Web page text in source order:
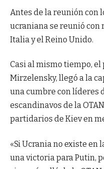
Antes de la reunión con
ucraniana se reunió con
Italia y el Reino Unido.
Casi al mismo tiempo,
Mirzelensky, llegó a la
una cumbre con líderes
escandinavos de la
partidarios de Kiev en
«Si Ucrania no existe en
una victoria para Putin,